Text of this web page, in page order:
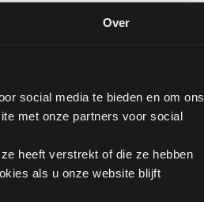
Over
social media te bieden en om ons
met onze partners voor social
heeft verstrekt of die ze hebben
als u onze website blijft